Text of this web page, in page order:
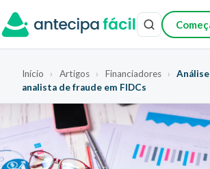
Início › Artigos › Financiadores ›
analista de fraude em FIDCs